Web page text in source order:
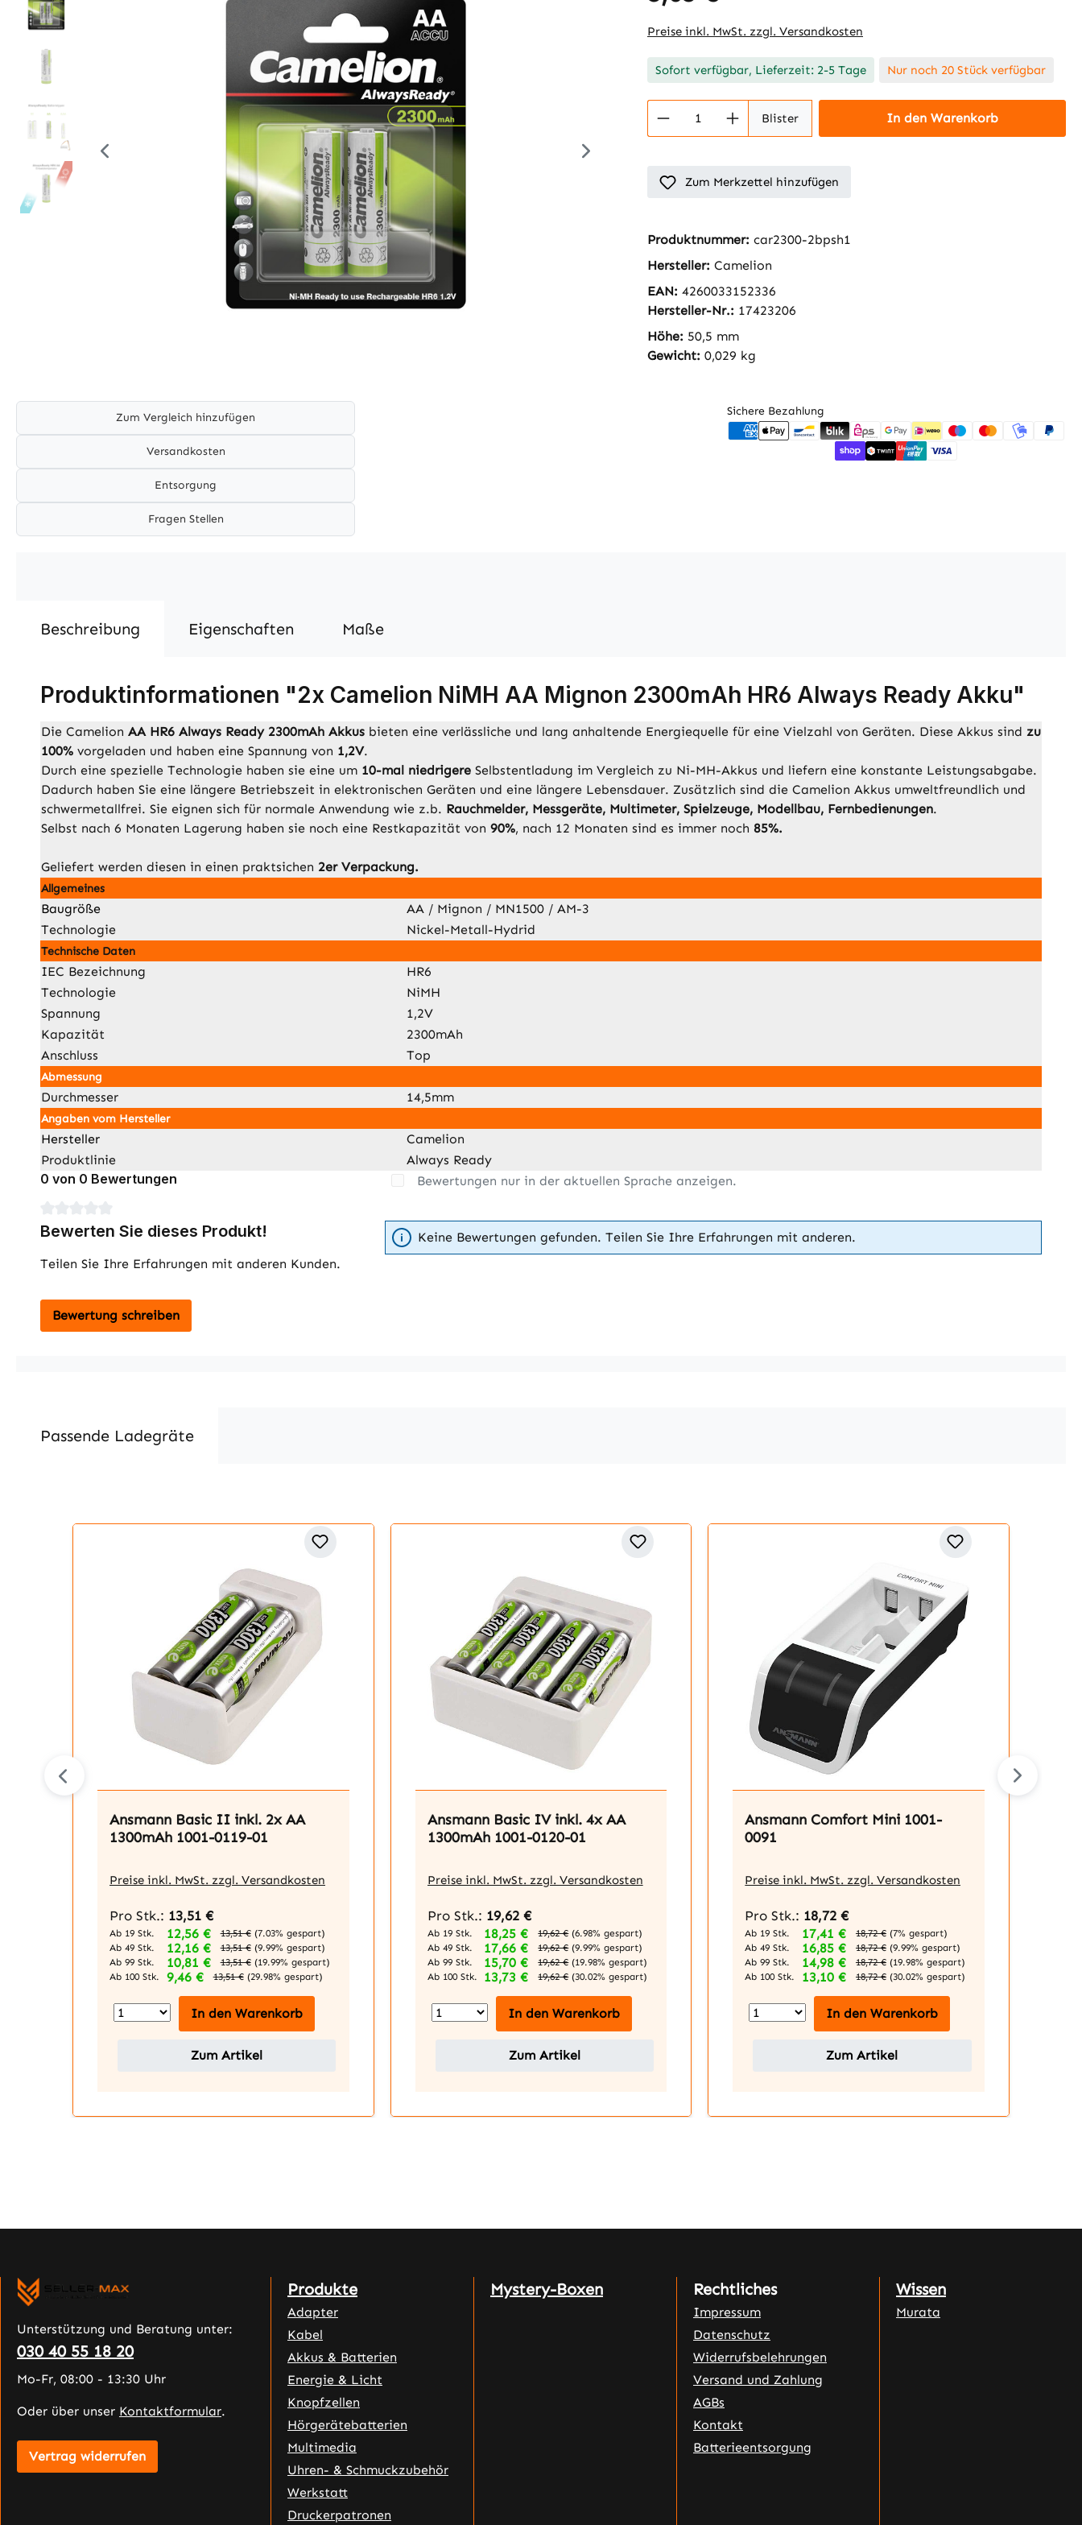
Preise inkl. MwSt. zzgl. Versandkosten
Sofort verfügbar, Lieferzeit: 2-5 Tage Nur noch 20 Stück verfügbar
Produkt Anzahl: Gib den gewünschten Wert
Blister In den Warenkorb
Zum Merkzettel hinzufügen
Produktnummer: car2300-2bpsh1
Hersteller: Camelion
EAN: 4260033152336
Hersteller-Nr.: 17423206
Höhe: 50,5 mm
Gewicht: 0,029 kg
Zum Vergleich hinzufügen
Versandkosten
Entsorgung
Fragen Stellen
Sichere Bezahlung
Beschreibung Eigenschaften Maße
Produktinformationen "2x Camelion NiMH AA Mignon 2300mAh HR6 Always Ready Akku"
Die Camelion AA HR6 Always Ready 2300mAh Akkus bieten eine verlässliche und lang anhaltende Energiequelle für eine Vielzahl von Geräten. Diese Akkus sind zu
100% vorgeladen und haben eine Spannung von 1,2V.
Durch eine spezielle Technologie haben sie eine um 10-mal niedrigere Selbstentladung im Vergleich zu Ni-MH-Akkus und liefern eine konstante Leistungsabgabe.
Dadurch haben Sie eine längere Betriebszeit in elektronischen Geräten und eine längere Lebensdauer. Zusätzlich sind die Camelion Akkus umweltfreundlich und
schwermetallfrei. Sie eignen sich für normale Anwendung wie z.b. Rauchmelder, Messgeräte, Multimeter, Spielzeuge, Modellbau, Fernbedienungen.
Selbst nach 6 Monaten Lagerung haben sie noch eine Restkapazität von 90%, nach 12 Monaten sind es immer noch 85%.
Geliefert werden diesen in einen praktsichen 2er Verpackung.
Allgemeines
Baugröße
AA / Mignon / MN1500 / AM-3
Technologie
Nickel-Metall-Hydrid
Technische Daten
IEC Bezeichnung
HR6
Technologie
NiMH
Spannung
1,2V
Kapazität
2300mAh
Anschluss
Top
Abmessung
Durchmesser 14,5mm
Angaben vom Hersteller
Hersteller
Camelion
Produktlinie
Always Ready
0 von 0 Bewertungen
Durchschnittliche Bewertung von 0 von 5 Sternen
Bewerten Sie dieses Produkt!
Teilen Sie Ihre Erfahrungen mit anderen Kunden.
Bewertung schreiben
Bewertungen nur in der aktuellen Sprache anzeigen.
Keine Bewertungen gefunden. Teilen Sie Ihre Erfahrungen mit anderen.
Passende Ladegräte
Ansmann Basic II inkl. 2x AA
1300mAh 1001-0119-01
Preise inkl. MwSt. zzgl. Versandkosten
Pro Stk.: 13,51 €
Ab 19 Stk. 12,56 € 13,51 € (7.03% gespart)
Ab 49 Stk.
12,16 € 13,51 € (9.99% gespart)
Ab 99 Stk.
10,81 € 13,51 € (19.99% gespart)
Ab 100 Stk.
9,46 € 13,51 € (29.98% gespart)
In den Warenkorb
Zum Artikel
Ansmann Basic IV inkl. 4x AA
1300mAh 1001-0120-01
Preise inkl. MwSt. zzgl. Versandkosten
Pro Stk.: 19,62 €
Ab 19 Stk. 18,25 € 19,62 € (6.98% gespart)
Ab 49 Stk.
17,66 € 19,62 € (9.99% gespart)
Ab 99 Stk.
15,70 € 19,62 € (19.98% gespart)
Ab 100 Stk.
13,73 € 19,62 € (30.02% gespart)
In den Warenkorb
Zum Artikel
Ansmann Comfort Mini 1001-
0091
Preise inkl. MwSt. zzgl. Versandkosten
Pro Stk.: 18,72 €
Ab 19 Stk. 17,41 € 18,72 € (7% gespart)
Ab 49 Stk.
16,85 € 18,72 € (9.99% gespart)
Ab 99 Stk.
14,98 € 18,72 € (19.98% gespart)
Ab 100 Stk.
13,10 € 18,72 € (30.02% gespart)
In den Warenkorb
Zum Artikel
Unterstützung und Beratung unter:
030 40 55 18 20
Mo-Fr, 08:00 - 13:30 Uhr
Oder über unser Kontaktformular.
Vertrag widerrufen
Produkte
Adapter
Kabel
Akkus & Batterien
Energie & Licht
Knopfzellen
Hörgerätebatterien
Multimedia
Uhren- & Schmuckzubehör
Werkstatt
Druckerpatronen
Mystery-Boxen Rechtliches
Impressum
Datenschutz
Widerrufsbelehrungen
Versand und Zahlung
AGBs
Kontakt
Batterieentsorgung
Wissen
Murata